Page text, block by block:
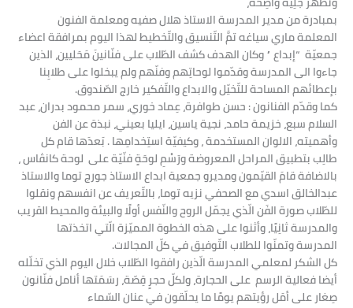
بمبادرة من مدير المدرسة الاستاذ هلال صفيه ومعلمة الفنون
المعلمة ماري سياغه تمَّ التّنسيق والتّخطيط لهذا اليوم بمرافقة اعضاء
جمعيّة “إبداع ” وكان الهدف كشف الطّلاب على فنّانينَ مَحَليين، الذين
جاءوا الى المدرسة وقدّموا لوحاتِهم وفنّهم ولم يبخلوا على طلابِنا
بإعطائهم المساحة للتّخيّل والابداع والتّفكير خارج الصّندوق.
كما وقدّم الفنانون : حسن طوافرة، عِماد خوري، سمر محمود بدران، عبد
السلام سبع، خزيمة حامد، نجية ياسين، ايليا بعيني، نبذة عن الفن
وأهميته، الالوان المستخدمة ، وكيفيّة استِخدامِها . بَعدَها قام كل
طالِب بتطبيق المراحل المعروضة ورَسْمِ لوحَةٍ فنّيّة على لوحة كانڤاس ،
بالاضافة قامَ القيّمون ومديرو جمعية ابداع الاستاذ جورج توما والاستاذ
عبدالخالق اسدي مع الصحفي نزيه توما، بالتّعريف عن انفسهم ونقلوا
للطّلاب صورة الفَن الّذي يجمّل الروح والنّفس أولًا والبيئة والمحيط القريب
والمدرسة ثانِيًا، وأثنوا على هذه الخطوة المميّزة الّتي اتخذتها
المدرسة وتمنّوا للطلاب التّوفيق في كلّ المجالات.
كل الشكر لمعلمي المدرسة الّذين رافقوا الطّلاب خلال اليوم الذي تخلّله
أيضا فعالية الرسم على الحجارة، ولكلّ حجرٍ قِصّة، رسَمَتها أنامل فنّانون
صِغار على أمَل رؤيتهم يومًا ما يحلّقون في عنان السّماء